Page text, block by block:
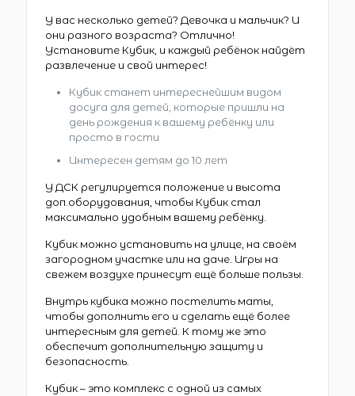
У вас несколько детей? Девочка и мальчик? И
они разного возраста? Отлично!
Установите Кубик, и каждый ребёнок найдёт
развлечение и свой интерес!
Кубик станет интереснейшим видом
досуга для детей, которые пришли на
день рождения к вашему ребёнку или
просто в гости
Интересен детям до 10 лет
У ДСК регулируется положение и высота
доп.оборудования, чтобы Кубик стал
максимально удобным вашему ребёнку.
Кубик можно установить на улице, на своём
загородном участке или на даче. Игры на
свежем воздухе принесут ещё больше пользы.
Внутрь кубика можно постелить маты,
чтобы дополнить его и сделать ещё более
интересным для детей. К тому же это
обеспечит дополнительную защиту и
безопасность.
Кубик – это комплекс с одной из самых